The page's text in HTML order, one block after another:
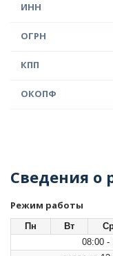
ИНН
ОГРН
КПП
ОКОПФ
Сведения о
Режим работы
Пн Вт
08:00 -